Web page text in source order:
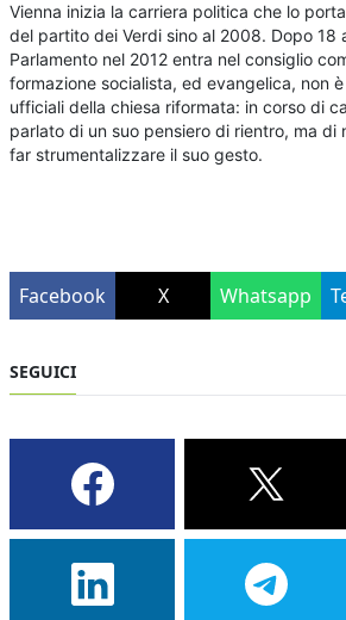
Vienna inizia la carriera politica che lo
del partito dei Verdi sino al 2008. Dopo 18
Parlamento nel 2012 entra nel consiglio
formazione socialista, ed evangelica, non
ufficiali della chiesa riformata: in corso di
parlato di un suo pensiero di rientro, ma di
far strumentalizzare il suo gesto.
Facebook X Whatsapp
SEGUICI